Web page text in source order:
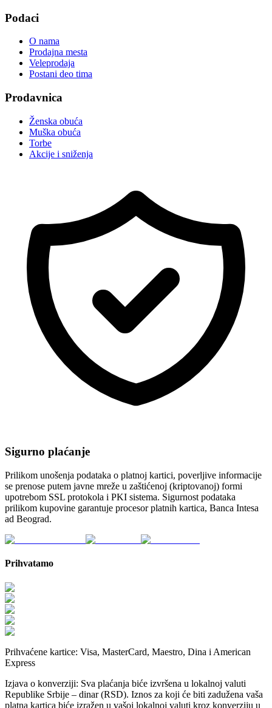
Podaci
O nama
Prodajna mesta
Veleprodaja
Postani deo tima
Prodavnica
Ženska obuća
Muška obuća
Torbe
Akcije i sniženja
Sigurno plaćanje
Prilikom unošenja podataka o platnoj kartici, poverljive informacije
se prenose putem javne mreže u zaštićenoj (kriptovanoj) formi
upotrebom SSL protokola i PKI sistema. Sigurnost podataka
prilikom kupovine garantuje procesor platnih kartica, Banca Intesa
ad Beograd.
Prihvatamo
Prihvaćene kartice: Visa, MasterCard, Maestro, Dina i American
Express
Izjava o konverziji: Sva plaćanja biće izvršena u lokalnoj valuti
Republike Srbije – dinar (RSD). Iznos za koji će biti zadužena vaša
platna kartica biće izražen u vašoj lokalnoj valuti kroz konverziju u